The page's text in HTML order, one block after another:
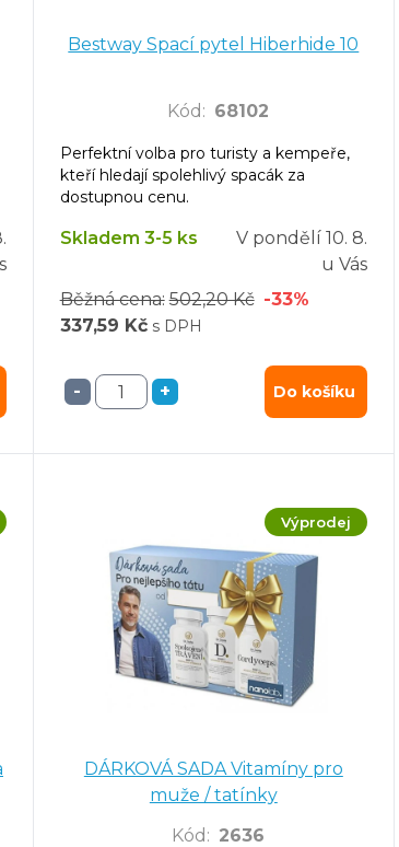
Bestway Spací pytel Hiberhide 10
Kód : 68102
Perfektní volba pro turisty a kempeře,
kteří hledají spolehlivý spacák za
dostupnou cenu.
Skladem 3-5 ks V pondělí 10. 8.
u Vás
Běžná cena: 502,20 Kč -33%
337,59 Kč s DPH
- + Do košíku
Výprodej
DÁRKOVÁ SADA Vitamíny pro
muže / tatínky
Kód : 2636